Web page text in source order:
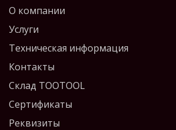
О компании
Услуги
Техническая информация
Контакты
Склад TOOTOOL
Сертификаты
Реквизиты